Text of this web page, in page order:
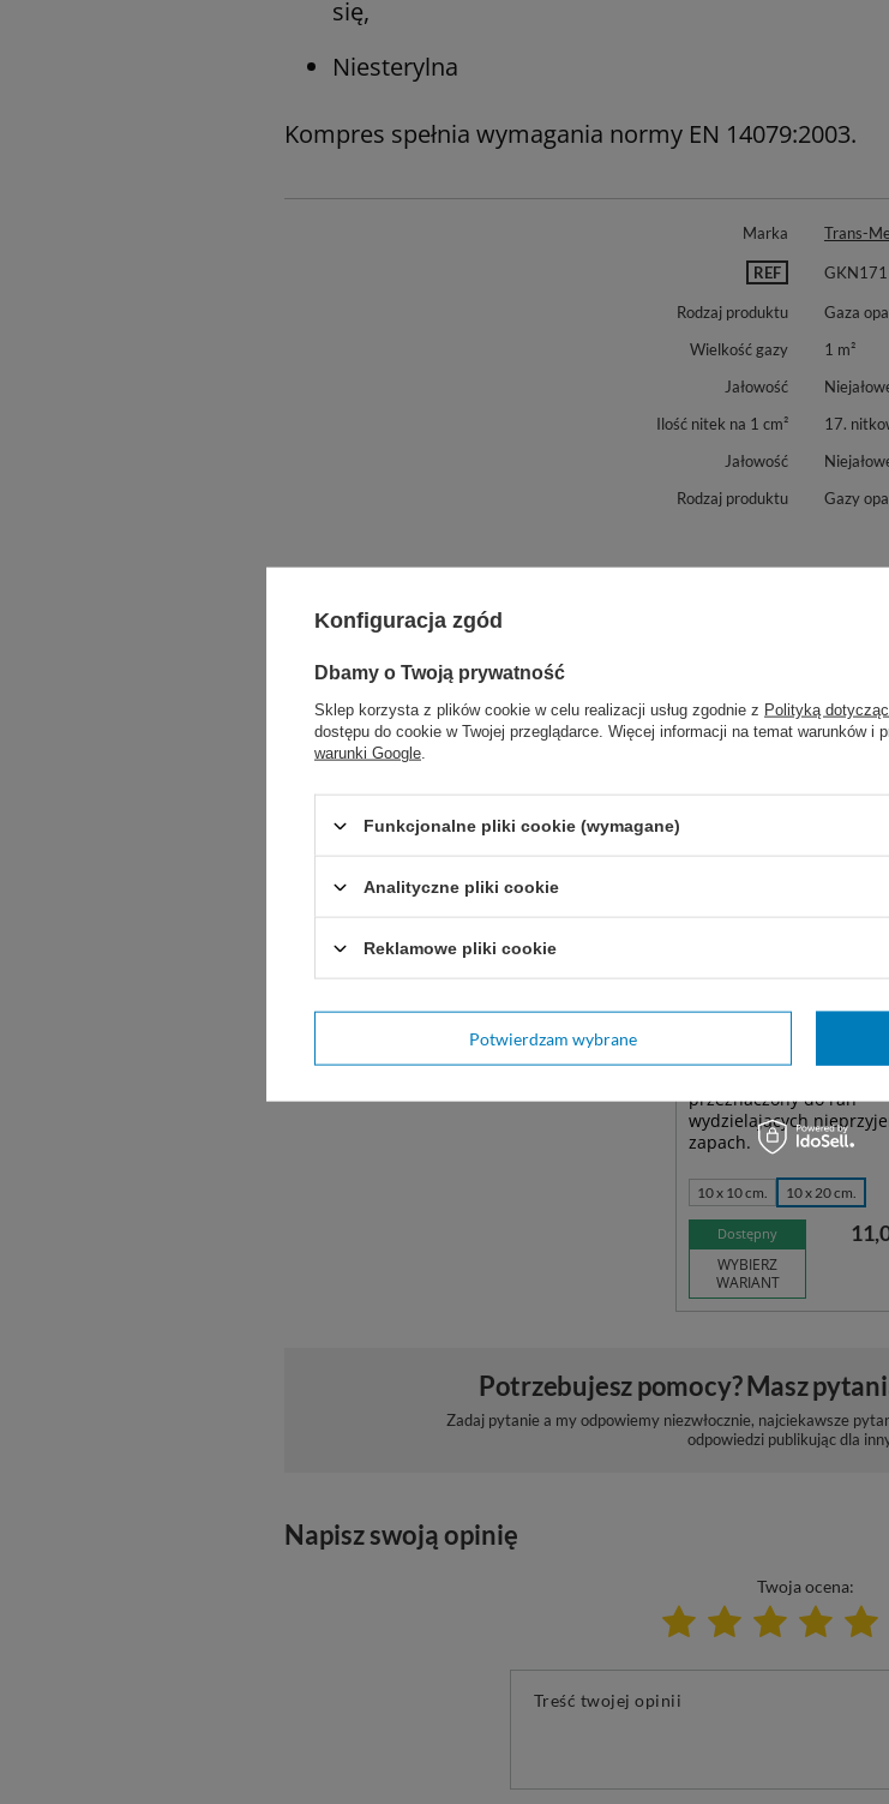
się,
Niesterylna
Kompres spełnia wymagania normy EN 14079:2003.
Marka Trans-
REF GKN171
Rodzaj produktu
Gaza
Wielkość gazy
1 m²
Jałowość
Ilość nitek na 1 cm²
17.
Jałowość
Rodzaj produktu
Gazy
Zobacz podobne:
przeznaczony do ran
wydzielających
zapach.
10 x 10 cm. 10 x 20 cm.
Dostępny
WYBIERZ
WARIANT
Potrzebujesz pomocy? Masz
Zadaj pytanie a my odpowiemy niezwłocznie, najciekawsze
odpowiedzi publikując dla
Napisz swoją opinię
Twoja ocena:
Treść twojej opinii
Konfiguracja zgód
Dbamy o Twoją prywatność
Sklep korzysta z plików cookie w celu realizacji usług zgodnie z Polityką
dostępu do cookie w Twojej przeglądarce. Więcej informacji na temat warunków i
warunki Google
Funkcjonalne pliki cookie (wymagane)
Analityczne pliki cookie
Reklamowe pliki cookie
Potwierdzam wybrane